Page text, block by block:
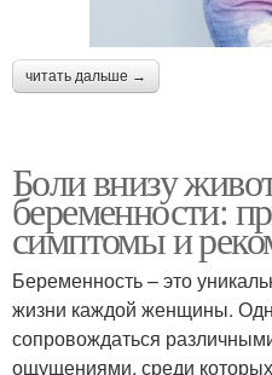
читать дальше →
Боли внизу
беременности:
симптомы и
Беременность – это
жизни каждой женщины.
сопровождаться
ощущениями, среди